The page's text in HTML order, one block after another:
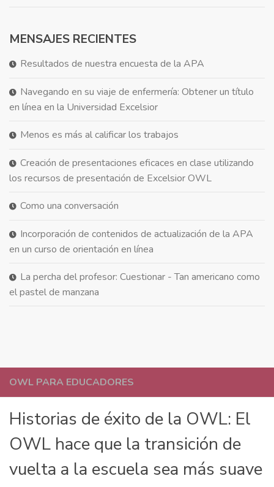
OWL PARA EDUCADORES
Historias de éxito de la OWL: El
OWL hace que la transición de
vuelta a la escuela sea más suave
MENSAJES RECIENTES
Resultados de nuestra encuesta de la APA
Navegando en su viaje de enfermería: Obtener un título
en línea en la Universidad Excelsior
Menos es más al calificar los trabajos
Creación de presentaciones eficaces en clase utilizando
los recursos de presentación de Excelsior OWL
Como una conversación
Incorporación de contenidos de actualización de la APA
en un curso de orientación en línea
La percha del profesor: Cuestionar - Tan americano como
el pastel de manzana